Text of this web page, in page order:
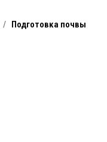
/ Подготовка почвы